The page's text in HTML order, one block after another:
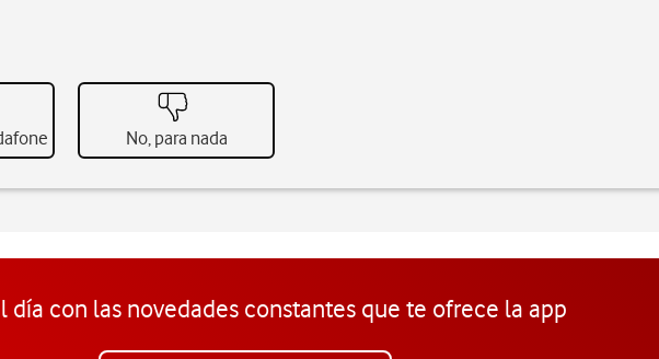
No, para nada
día con las novedades constantes que te ofrece la app